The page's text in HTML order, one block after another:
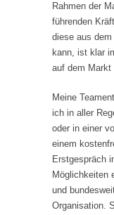
Rahmen der
führenden
diese aus dem
kann, ist klar
auf dem Markt
Meine
ich in aller
oder in einer
einem
Erstgespräch
Möglichkeiten
und
Organisation.